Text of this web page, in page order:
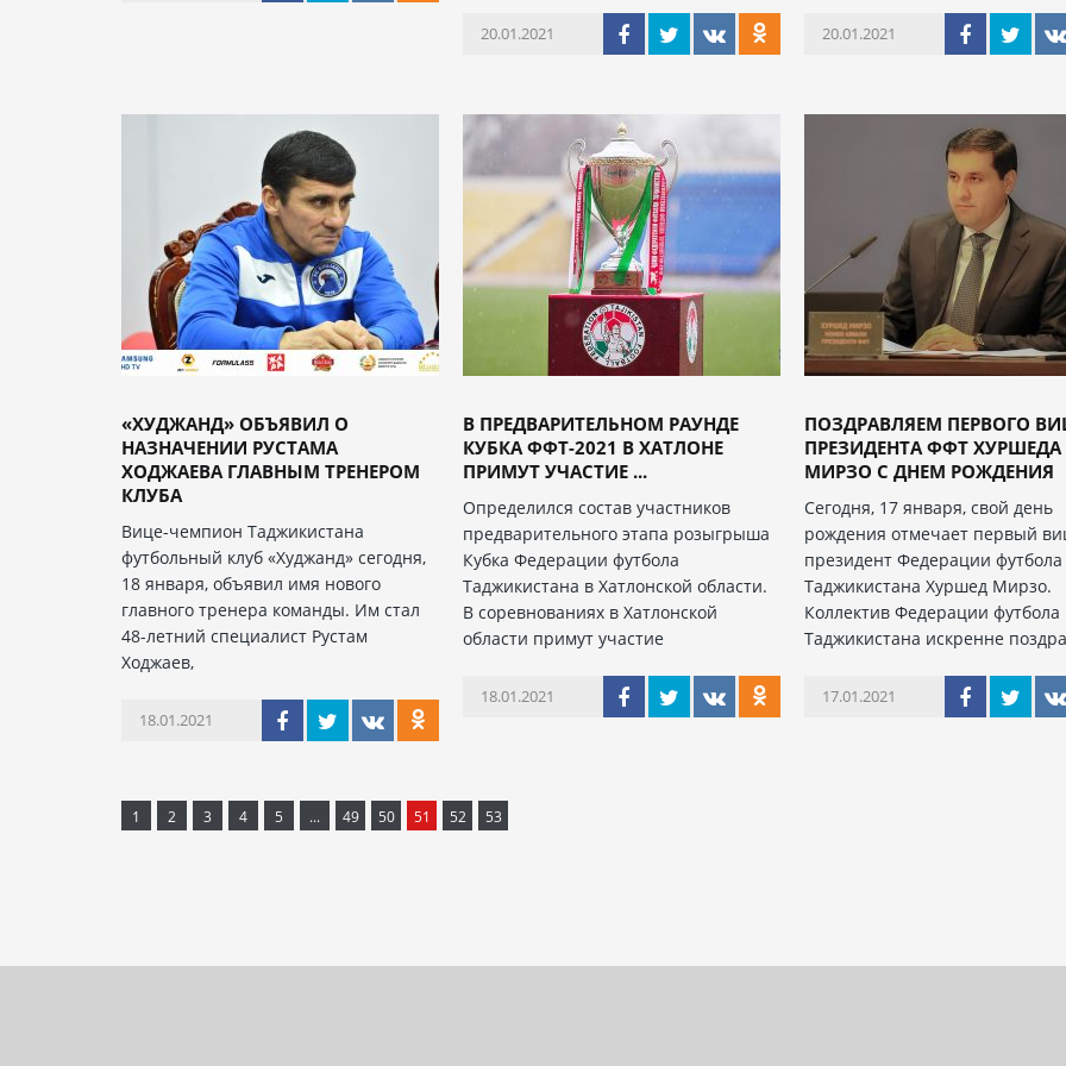
20.01.2021 20.01.2021
«ХУДЖАНД» ОБЪЯВИЛ О
НАЗНАЧЕНИИ РУСТАМА
ХОДЖАЕВА ГЛАВНЫМ ТРЕНЕРОМ
КЛУБА
Вице-чемпион Таджикистана
футбольный клуб «Худжанд» сегодня,
18 января, объявил имя нового
главного тренера команды. Им стал
48-летний специалист Рустам
Ходжаев,
18.01.2021
В ПРЕДВАРИТЕЛЬНОМ РАУНДЕ
КУБКА ФФТ-2021 В ХАТЛОНЕ
ПРИМУТ УЧАСТИЕ ...
Определился состав участников
предварительного этапа розыгрыша
Кубка Федерации футбола
Таджикистана в Хатлонской области.
В соревнованиях в Хатлонской
области примут участие
18.01.2021
ПОЗДРАВЛЯЕМ ПЕРВОГО
ПРЕЗИДЕНТА ФФТ ХУРШЕДА
МИРЗО С ДНЕМ РОЖДЕНИЯ
Сегодня, 17 января, свой день
рождения отмечает первый
президент Федерации футбола
Таджикистана Хуршед Мирзо.
Коллектив Федерации футбола
Таджикистана искренне
17.01.2021
1 2 3 4 5 ... 49 50 51 52 53